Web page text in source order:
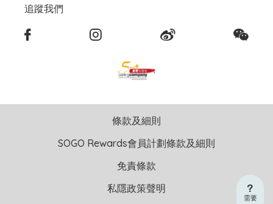
需要
追蹤我們
條款及細則
SOGO Rewards會員計劃條款及細則
免責條款
私隱政策聲明